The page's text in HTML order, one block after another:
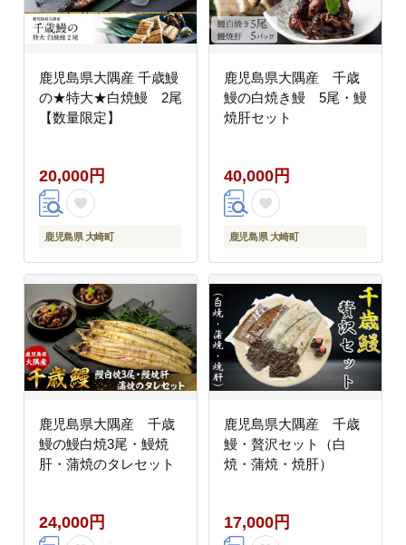
鹿児島県大隅産 千歳鰻
の★特大★白焼鰻 2尾
【数量限定】
20,000円
鹿児島県 大崎町
鹿児島県大隅産 千歳
鰻の白焼き鰻 5尾・鰻
焼肝セット
40,000円
鹿児島県 大崎町
鹿児島県大隅産 千歳
鰻の鰻白焼3尾・鰻焼
肝・蒲焼のタレセット
24,000円
鹿児島県大隅産 千歳
鰻・贅沢セット（白
焼・蒲焼・焼肝）
17,000円